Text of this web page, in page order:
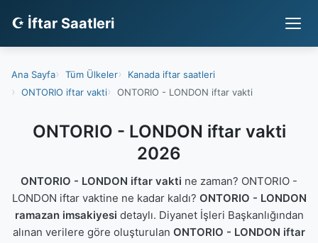
☪ İftar Saatleri
Ana Sayfa Tüm Ülkeler
Kanada iftar saatleri
ONTORIO iftar vakti
ONTORIO - LONDON iftar vakti
ONTORIO - LONDON iftar vakti
2026
ONTORIO - LONDON iftar vakti ne zaman? ONTORIO -
LONDON iftar vaktine ne kadar kaldı? ONTORIO - LONDON
ramazan imsakiyesi detaylı. Diyanet İşleri Başkanlığından
alınan verilere göre oluşturulan ONTORIO - LONDON iftar